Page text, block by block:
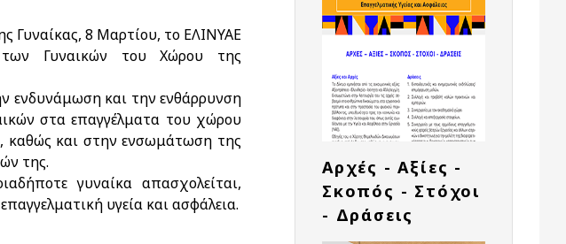
Γυναίκας, 8 Μαρτίου, το ΕΛΙΝΥΑΕ
Γυναικών του Χώρου της
ενδυνάμωση και την ενθάρρυνση
στα επαγγέλματα του χώρου
καθώς και στην ενσωμάτωση της
της.
γυναίκα απασχολείται,
υγεία και ασφάλεια.
Αρχές - Αξίες -
Σκοπός - Στόχοι
- Δράσεις